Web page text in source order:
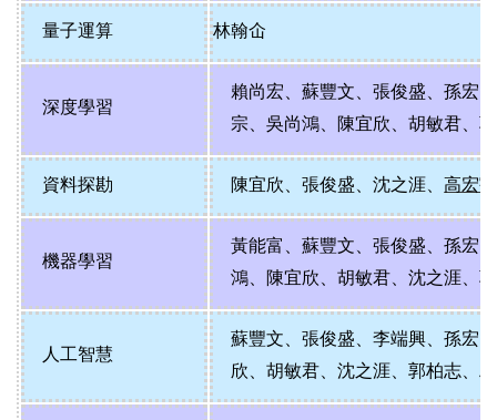
量子運算 林翰仚
深度學習
賴尚宏 、蘇豐文 、張俊盛 、孫宏民
宗 、吳尚鴻 陳宜欣 、胡敏君 、
資料探勘 陳宜欣 、張俊盛 、沈之涯 、高宏宇
機器學習
黃能富 、蘇豐文 、張俊盛 、孫宏民
鴻
陳宜欣 、胡敏君 、沈之涯 、
人工智慧
蘇豐文 、張俊盛 、李端興 、孫宏民
欣 、胡敏君 、沈之涯 、郭柏志 、